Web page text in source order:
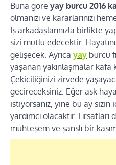
Buna göre yay burcu 2016
olmanızı ve kararlarınızı
İş arkadaşlarınızla birlikte
sizi mutlu edecektir.
gelişecek. Ayrıca yay burcu
yaşanan yakınlaşmalar kafa
Çekiciliğinizi zirvede
geçireceksiniz. Eğer aşk
istiyorsanız, yine bu ay sizin
yardımcı olacaktır.
muhteşem ve şanslı bir